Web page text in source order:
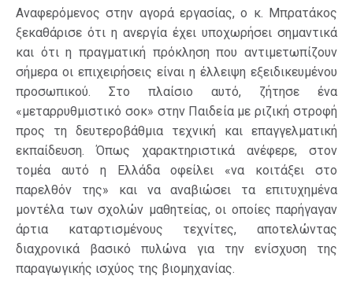
Αναφερόμενος στην αγορά εργασίας, ο κ. Μπρατάκος
ξεκαθάρισε ότι η ανεργία έχει υποχωρήσει σημαντικά
και ότι η πραγματική πρόκληση που αντιμετωπίζουν
σήμερα οι επιχειρήσεις είναι η έλλειψη εξειδικευμένου
προσωπικού. Στο πλαίσιο αυτό, ζήτησε ένα
«μεταρρυθμιστικό σοκ» στην Παιδεία με ριζική στροφή
προς τη δευτεροβάθμια τεχνική και επαγγελματική
εκπαίδευση. Όπως χαρακτηριστικά ανέφερε, στον
τομέα αυτό η Ελλάδα οφείλει «να κοιτάξει στο
παρελθόν της» και να αναβιώσει τα επιτυχημένα
μοντέλα των σχολών μαθητείας, οι οποίες παρήγαγαν
άρτια καταρτισμένους τεχνίτες, αποτελώντας
διαχρονικά βασικό πυλώνα για την ενίσχυση της
παραγωγικής ισχύος της βιομηχανίας.